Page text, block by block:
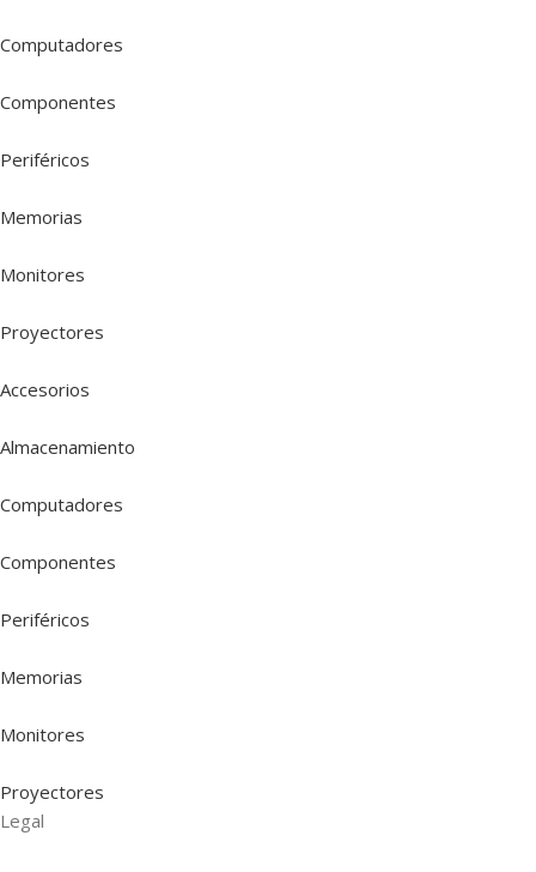
Computadores
Componentes
Periféricos
Memorias
Monitores
Proyectores
Accesorios
Almacenamiento
Computadores
Componentes
Periféricos
Memorias
Monitores
Proyectores
Legal